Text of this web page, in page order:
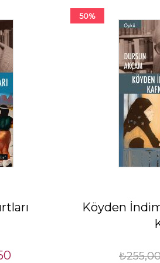
50%
Köyden